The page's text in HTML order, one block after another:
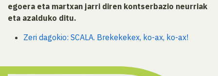
egoera eta martxan jarri diren kontserbazio neurriak
eta azalduko ditu.
Zeri dagokio: SCALA. Brekekekex, ko-ax, ko-ax!